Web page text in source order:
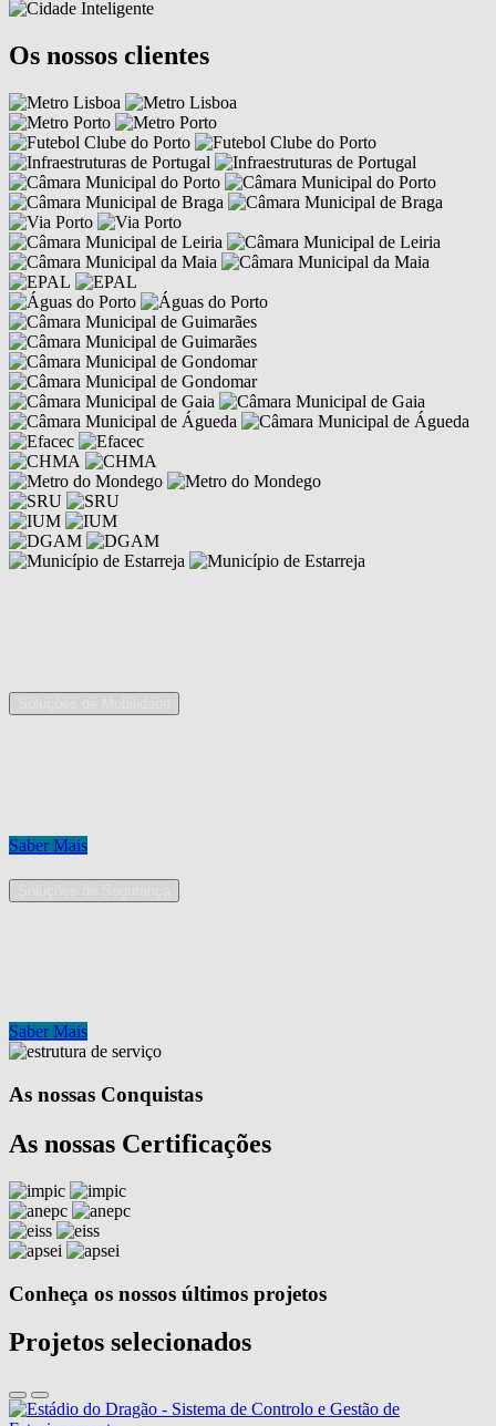
Os nossos clientes
Saber Mais
Saber Mais
As nossas Conquistas
As nossas Certificações
Conheça os nossos últimos projetos
Projetos selecionados